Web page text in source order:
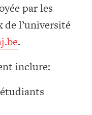
par les
l’université
.
inclure: